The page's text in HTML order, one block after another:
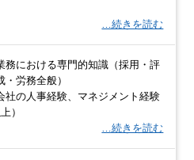
…続きを読む
における専門的知識（採用・評
・労務全般）
の人事経験、マネジメント経験
）
…続きを読む